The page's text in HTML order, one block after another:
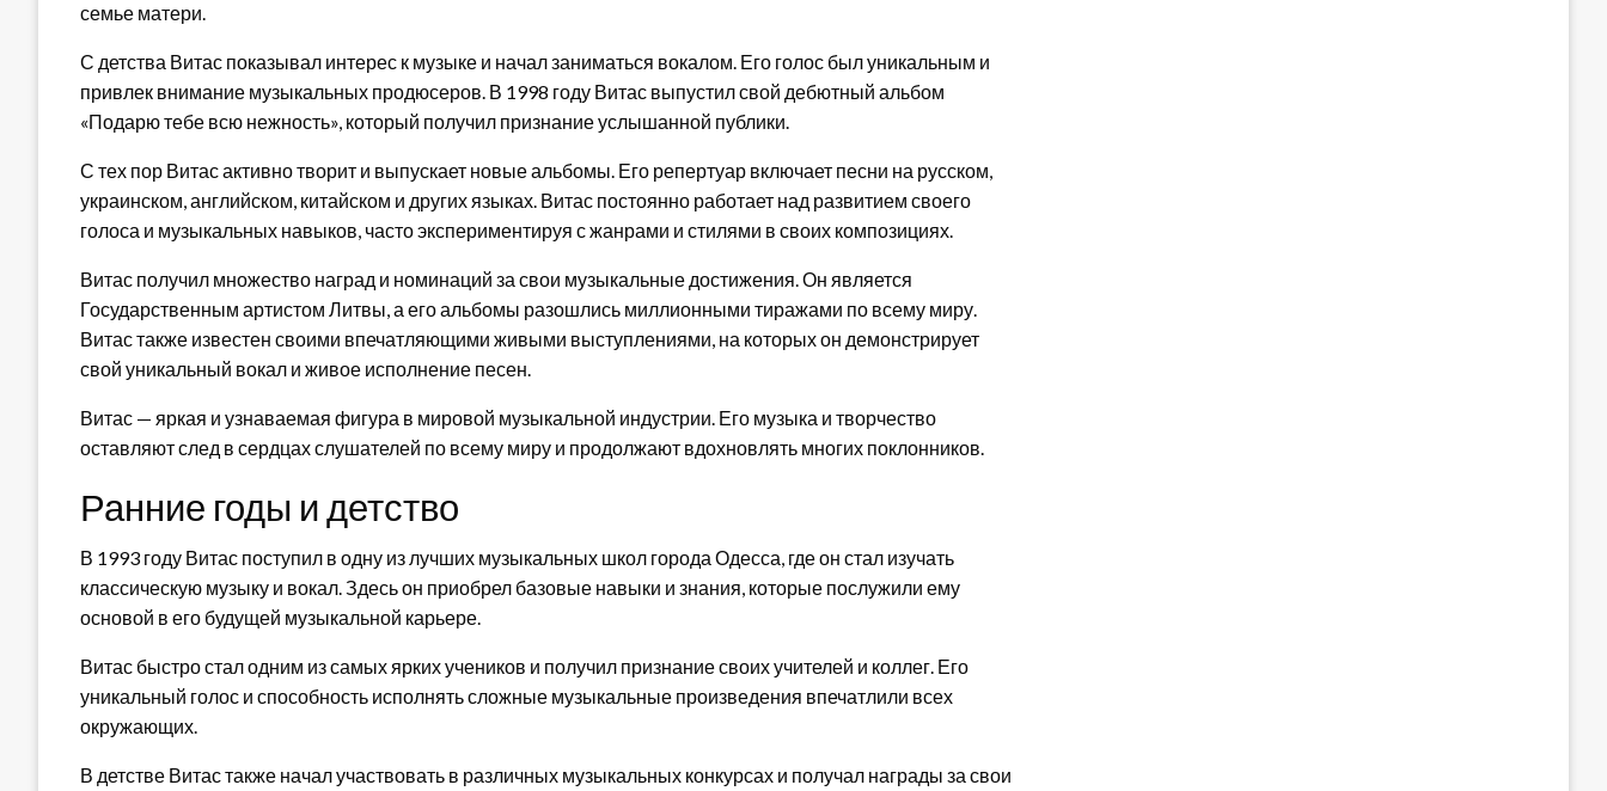
семье матери.
С детства Витас показывал интерес к музыке и начал заниматься вокалом. Его голос был уникальным и
привлек внимание музыкальных продюсеров. В 1998 году Витас выпустил свой дебютный альбом
«Подарю тебе всю нежность», который получил признание услышанной публики.
С тех пор Витас активно творит и выпускает новые альбомы. Его репертуар включает песни на русском,
украинском, английском, китайском и других языках. Витас постоянно работает над развитием своего
голоса и музыкальных навыков, часто экспериментируя с жанрами и стилями в своих композициях.
Витас получил множество наград и номинаций за свои музыкальные достижения. Он является
Государственным артистом Литвы, а его альбомы разошлись миллионными тиражами по всему миру.
Витас также известен своими впечатляющими живыми выступлениями, на которых он демонстрирует
свой уникальный вокал и живое исполнение песен.
Витас — яркая и узнаваемая фигура в мировой музыкальной индустрии. Его музыка и творчество
оставляют след в сердцах слушателей по всему миру и продолжают вдохновлять многих поклонников.
Ранние годы и детство
В 1993 году Витас поступил в одну из лучших музыкальных школ города Одесса, где он стал изучать
классическую музыку и вокал. Здесь он приобрел базовые навыки и знания, которые послужили ему
основой в его будущей музыкальной карьере.
Витас быстро стал одним из самых ярких учеников и получил признание своих учителей и коллег. Его
уникальный голос и способность исполнять сложные музыкальные произведения впечатлили всех
окружающих.
В детстве Витас также начал участвовать в различных музыкальных конкурсах и получал награды за свои